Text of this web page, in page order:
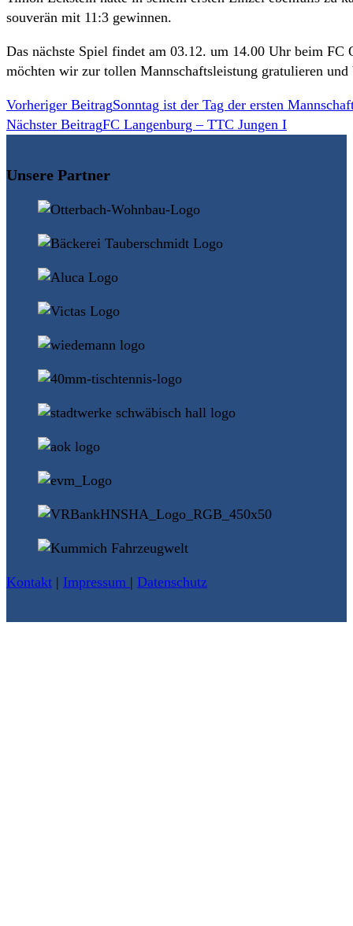
souverän mit 11:3 gewinnen.
Das nächste Spiel findet am 03.12. um 14.00 Uhr beim
möchten wir zur tollen Mannschaftsleistung gratulieren
Weitere
Artikel
Vorheriger BeitragSonntag ist der Tag der ersten
Nächster BeitragFC Langenburg – TTC Jungen I
Unsere Partner
Kontakt | Impressum | Datenschutz